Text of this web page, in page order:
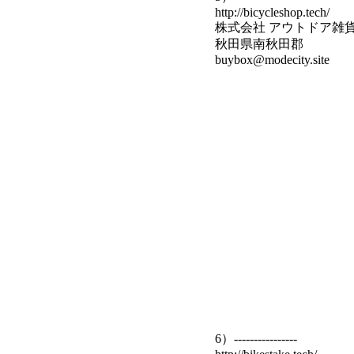
http://bicycleshop.tech/
株式会社 アウトドア雑
秋田県南秋田郡
buybox@modecity.site
6）----------------